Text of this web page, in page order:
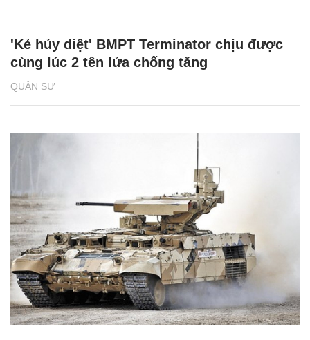
QUÂN SỰ
'Kẻ hủy diệt' BMPT Terminator chịu được
cùng lúc 2 tên lửa chống tăng